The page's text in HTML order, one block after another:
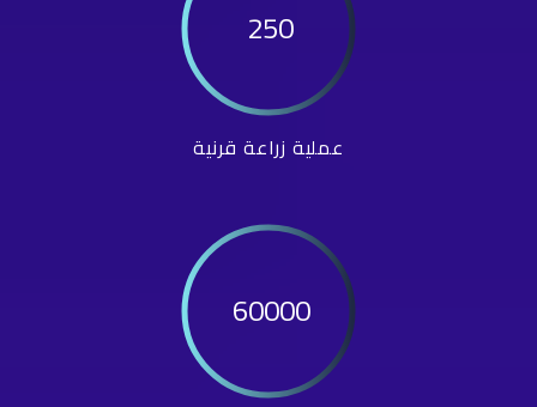
250
عملية زراعة قرنية
60000